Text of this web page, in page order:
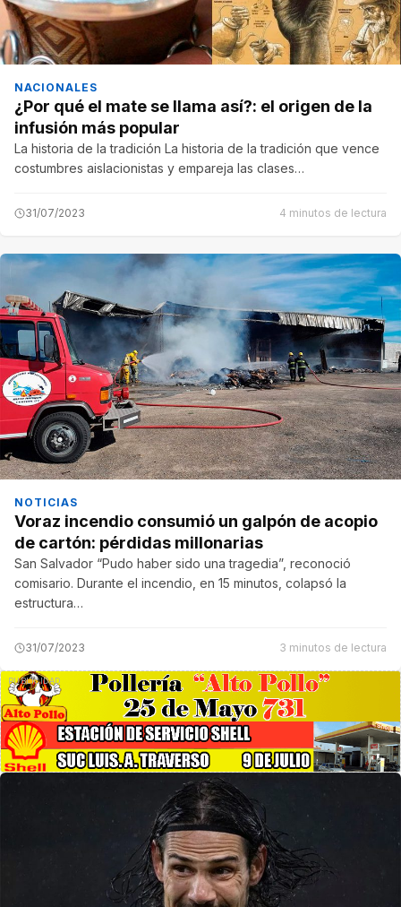
NACIONALES
¿Por qué el mate se llama así?: el origen de la
infusión más popular
La historia de la tradición La historia de la tradición que vence
costumbres aislacionistas y empareja las clases…
31/07/2023 4 minutos de lectura
NOTICIAS
Voraz incendio consumió un galpón de acopio
de cartón: pérdidas millonarias
San Salvador “Pudo haber sido una tragedia”, reconoció
comisario. Durante el incendio, en 15 minutos, colapsó la
estructura…
31/07/2023 3 minutos de lectura